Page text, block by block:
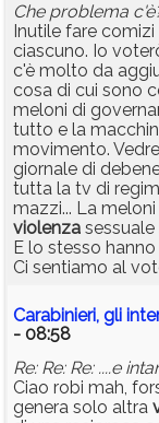
Che problema
Inutile fare
ciascuno. Io
c'è molto da
cosa di cui sono
meloni di
tutto e la
movimento.
giornale di
tutta la tv di
mazzi... La
violenza sessuale
E lo stesso
Ci sentiamo al
Carabinieri, gli
- 08:58
Re: Re: Re: ....e
Ciao robi mah,
genera solo altra